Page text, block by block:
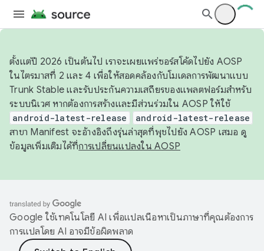
ตั้งแต่ปี 2026 เป็นต้นไป เราจะเผยแพร่ซอร์สโค้ดไปยัง AOSP
ในไตรมาสที่ 2 และ 4 เพื่อให้สอดคล้องกับโมเดลการพัฒนาแบบ
Trunk Stable และรับประกันความเสถียรของแพลตฟอร์มสำหรับ
ระบบนิเวศ หากต้องการสร้างและมีส่วนร่วมใน AOSP ให้ใช้
android-latest-release android-latest-release
สาขา Manifest จะอ้างอิงถึงรุ่นล่าสุดที่พุชไปยัง AOSP เสมอ ดู
ข้อมูลเพิ่มเติมได้ที่การเปลี่ยนแปลงใน AOSP
Google ใช้เทคโนโลยี AI เพื่อแปลเนื้อหาเป็นภาษาที่คุณต้องการ
การแปลโดย AI อาจมีข้อผิดพลาด